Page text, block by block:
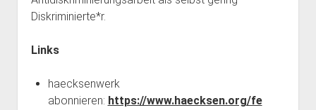
Diskriminierte*r.
Links
haecksenwerk
abonnieren: https://www.haecksen.org/fe